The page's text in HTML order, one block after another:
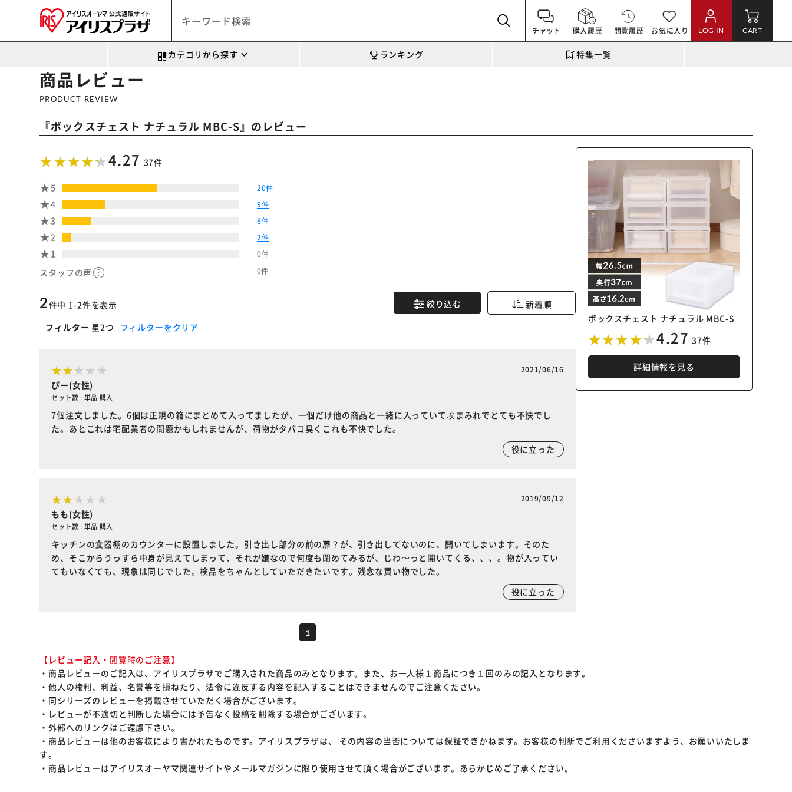
チャット 購入履歴 閲覧履歴 お気に入り LOG IN CART
カテゴリから探す ランキング 特集一覧
商品レビュー
PRODUCT REVIEW
『ボックスチェスト ナチュラル MBC-S』のレビュー
ボックスチェスト ナチュラル MBC-S
4.27 37件
詳細情報を見る
4.27 37件
5 20件
4 9件
3 6件
2 2件
1 0件
スタッフの声 0件
絞り込む 新着順
2件中 1-2件を表示
フィルター 星2つ フィルターをクリア
2021/06/16
ぴー(女性)
セット数 : 単品 購入
7個注文しました。6個は正規の箱にまとめて入ってましたが、一個だけ他の商品と一緒に入っていて埃まみれでとても不快でし
た。あとこれは宅配業者の問題かもしれませんが、荷物がタバコ臭くこれも不快でした。
役に立った
2019/09/12
もも(女性)
セット数 : 単品 購入
キッチンの食器棚のカウンターに設置しました。引き出し部分の前の扉？が、引き出してないのに、開いてしまいます。そのた
め、そこからうっすら中身が見えてしまって、それが嫌なので何度も閉めてみるが、じわ～っと開いてくる、、、。物が入ってい
てもいなくても、現象は同じでした。検品をちゃんとしていただきたいです。残念な買い物でした。
役に立った
1
【レビュー記入・閲覧時のご注意】
・商品レビューのご記入は、アイリスプラザでご購入された商品のみとなります。また、お一人様１商品につき１回のみの記入となります。
・他人の権利、利益、名誉等を損ねたり、法令に違反する内容を記入することはできませんのでご注意ください。
・同シリーズのレビューを掲載させていただく場合がございます。
・レビューが不適切と判断した場合には予告なく投稿を削除する場合がございます。
・外部へのリンクはご遠慮下さい。
・商品レビューは他のお客様により書かれたものです。アイリスプラザは、 その内容の当否については保証できかねます。お客様の判断でご利用くださいますよう、お願いいたしま
す。
・商品レビューはアイリスオーヤマ関連サイトやメールマガジンに限り使用させて頂く場合がございます。あらかじめご了承ください。
カートに入れる 購入手続きへ